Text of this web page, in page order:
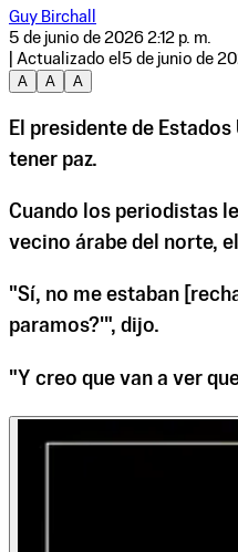
Guy Birchall
5 de junio de 2026 2:12 p. m.
| Actualizado el 5 de junio de
A
A A
El presidente de
tener paz.
Cuando los periodistas
vecino árabe del norte,
"Sí, no me estaban
paramos?'", dijo.
"Y creo que van a ver